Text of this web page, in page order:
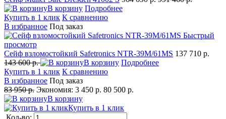
В корзину Подробнее
Купить в 1 клик К сравнению
В избранное Под заказ
Быстрый
просмотр
Сейф взломостойкий Safetronics NTR-39M/61MS 137 710 р.
143 600 р.
В корзину Подробнее
Купить в 1 клик К сравнению
В избранное Под заказ
83 950 р. Экономия: 3 450 р. 80 500 р.
В корзину
Купить в 1 клик
Кол-во: